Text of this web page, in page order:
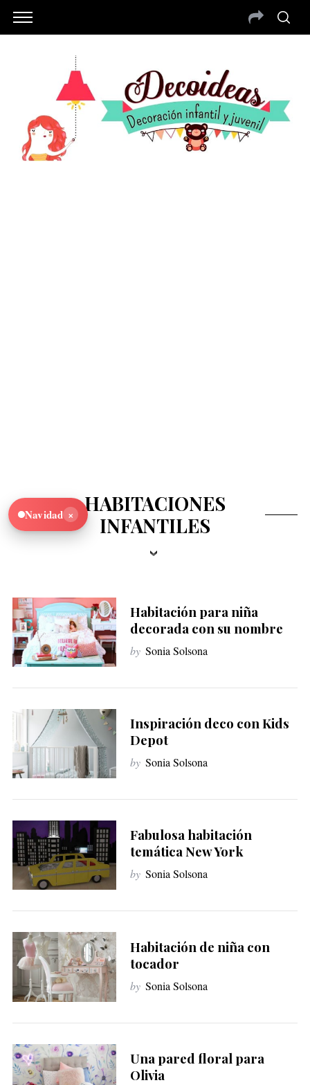
HABITACIONES
INFANTILES
Habitación para niña
decorada con su nombre
by Sonia Solsona
Inspiración deco con Kids
Depot
by Sonia Solsona
Fabulosa habitación
temática New York
by Sonia Solsona
Habitación de niña con
tocador
by Sonia Solsona
Una pared floral para
Olivia
a
r
c
Navidad ×